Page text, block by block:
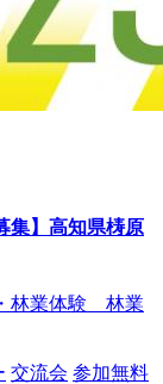
集】高知県梼原
林業体験 林業
交流会 参加無料